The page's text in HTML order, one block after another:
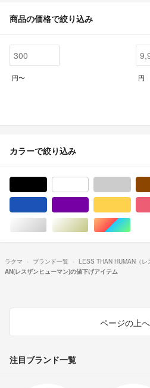
商品の価格で絞り込み
円〜 円
カラーで絞り込み
シルバー/銀色系ゴールド/金色系
マル
ラクマ ブランド一覧 LESS THAN HUMAN（レ
AN(レスザンヒューマン)の値下げアイテム
ページの上
注目ブランド一覧